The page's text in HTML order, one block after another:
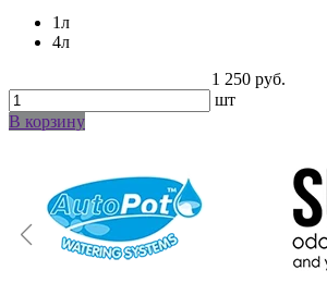
1л
4л
1 250 руб.
шт
В корзину